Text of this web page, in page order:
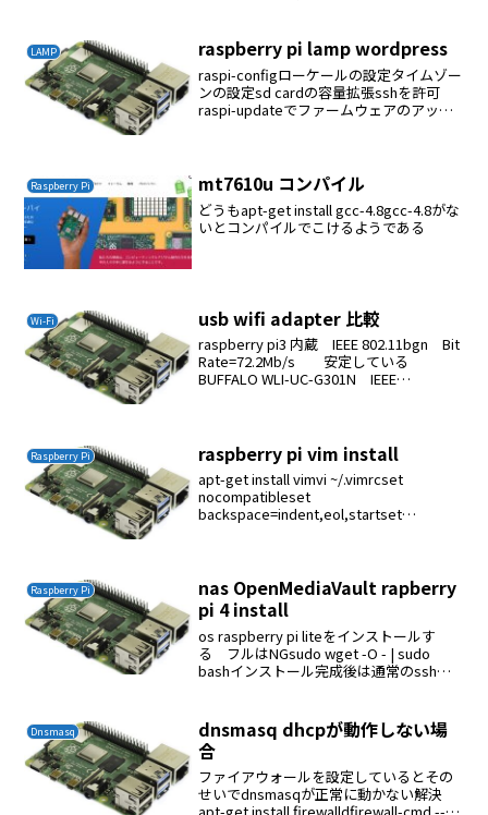
ntpは使えない$ su...
LAMP raspberry pi lamp wordpress
raspi-configローケールの設定タイムゾー
ンの設定sd cardの容量拡張sshを許可
raspi-updateでファームウェアのアップ
Raspberry Pi mt7610u コンパイル
どうもapt-get install gcc-4.8gcc-4.8がな
いとコンパイルでこけるようである
Wi-Fi usb wifi adapter 比較
raspberry pi3 内蔵 IEEE 802.11bgn Bit
Rate=72.2Mb/s 安定している
BUFFALO WLI-UC-G301N IEEE
Raspberry Pi raspberry pi vim install
apt-get install vimvi ~/.vimrcset
nocompatibleset
backspace=indent,eol,startset
Raspberry Pi
nas OpenMediaVault rapberry
pi 4 install
os raspberry pi liteをインストールす
る フルはNGsudo wget -O - | sudo
bashインストール完成後は通常のsshな
Dnsmasq
dnsmasq dhcpが動作しない場
合
ファイアウォールを設定しているとその
せいでdnsmasqが正常に動かない解決